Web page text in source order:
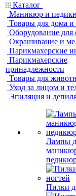
Каталог
Маникюр и
Товары для дома и
Оборудование для
Окрашивание и
Парикмахерские
Парикмахерские
принадлежности
Товары для
Уход за лицом и
Эпиляция и
Лампы
Пилки